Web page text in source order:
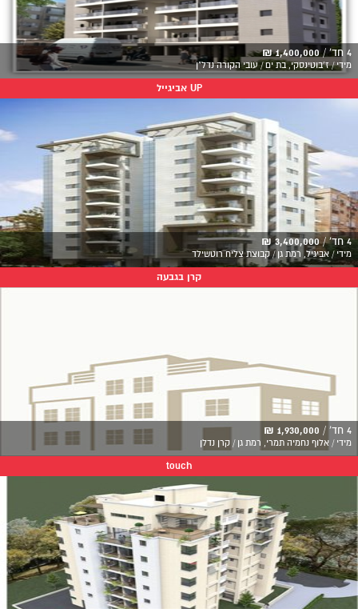
4 חד' / 1,400,000 ₪
מידי / ז'בוטינסקי, בת ים / עובי הקורה נדל"ן
UP אביגייל
4 חד' / 3,400,000 ₪
מידי / אביגיל, רמת גן / קבוצת צליח רוטשילד
קרן בגבעה
4 חד' / 1,930,000 ₪
מידי / אלוף נחמיה תמרי, רמת גן / קרן נדלן
touch